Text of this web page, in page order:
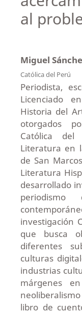
al
Miguel
Católica del Perú
Periodista,
Licenciado
Historia del
otorgados
Católica del
Literatura en
de San
Literatura
desarrollado
investigación
que busca
diferentes
culturas
industrias
márgenes
libro de